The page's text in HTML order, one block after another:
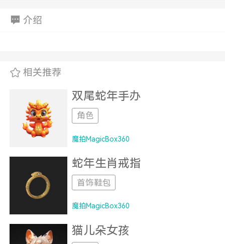
介绍
相关推荐
双尾蛇年手办
角色
魔拍MagicBox360
蛇年生肖戒指
首饰鞋包
魔拍MagicBox360
猫儿朵女孩